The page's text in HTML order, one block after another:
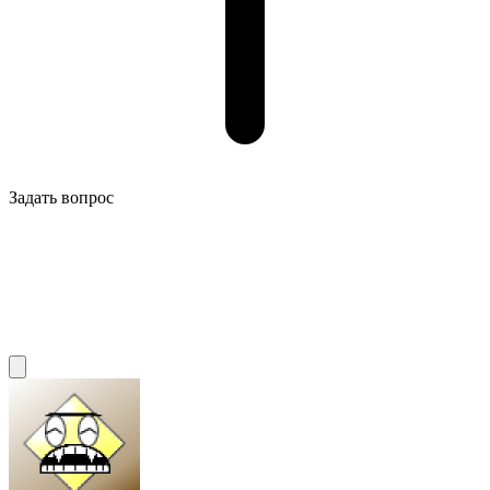
Задать вопрос